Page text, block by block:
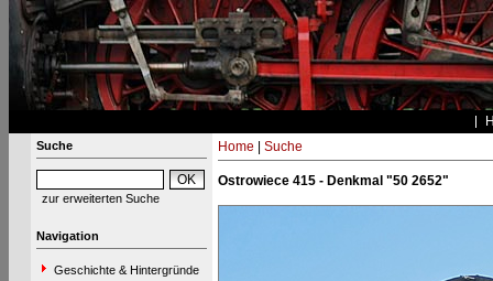
Suche
zur erweiterten Suche
Navigation
Geschichte & Hintergründe
Home Suche
Ostrowiece 415 - Denkmal "50 2652"